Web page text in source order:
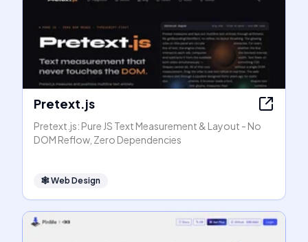
Pretext.js
Pretext.js: Pure JS Text Measurement & Layout - No
DOM Reflow, Zero Dependencies
🕸Web Design